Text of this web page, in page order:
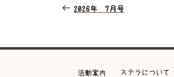
稿
Post
2026年 7月号
活動案内 ステラについて